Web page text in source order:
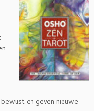
en geven nieuwe